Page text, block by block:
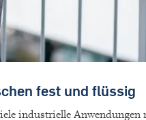
fest und flüssig
industrielle Anwendungen